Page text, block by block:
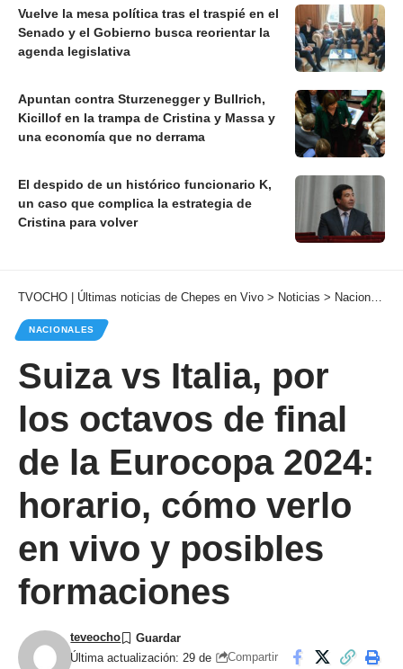
Vuelve la mesa política tras el traspié en el
Senado y el Gobierno busca reorientar la
agenda legislativa
Apuntan contra Sturzenegger y Bullrich,
Kicillof en la trampa de Cristina y Massa y
una economía que no derrama
El despido de un histórico funcionario K,
un caso que complica la estrategia de
Cristina para volver
TVOCHO | Últimas noticias de Chepes en Vivo > Noticias > Nacionales
NACIONALES
Suiza vs Italia, por
los octavos de final
de la Eurocopa 2024:
horario, cómo verlo
en vivo y posibles
formaciones
Última actualización: 29 de
teveocho
Compartir